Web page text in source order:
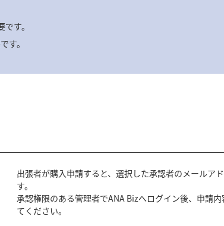
す。
す。
出張者が購入申請すると、選択した承認者のメールア
す。
承認権限のある管理者でANA Bizへログイン後、申請
てください。